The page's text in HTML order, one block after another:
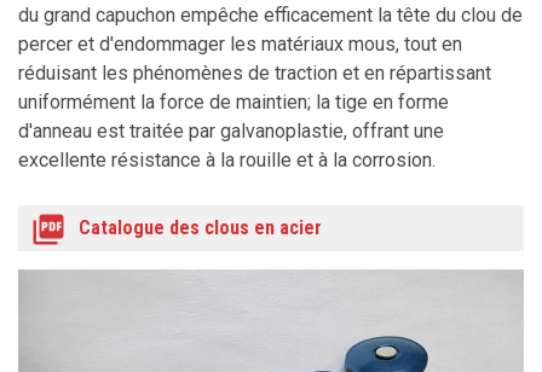
du grand capuchon empêche efficacement la tête du clou de
percer et d'endommager les matériaux mous, tout en
réduisant les phénomènes de traction et en répartissant
uniformément la force de maintien; la tige en forme
d'anneau est traitée par galvanoplastie, offrant une
excellente résistance à la rouille et à la corrosion.
Catalogue des clous en acier